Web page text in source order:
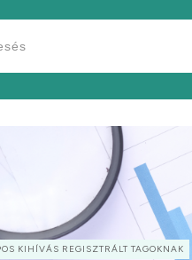
KIHÍVÁS REGISZTRÁLT TAGOKNAK